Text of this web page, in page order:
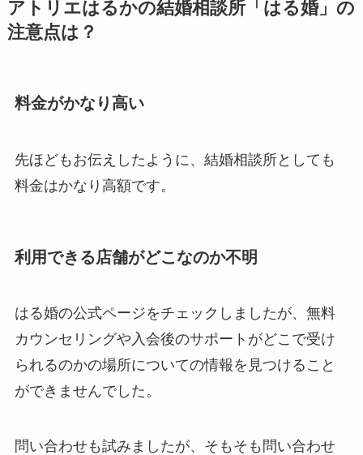
アトリエはるかの結婚相談所「はる婚」の
注意点は？
料金がかなり高い
先ほどもお伝えしたように、結婚相談所としても
料金はかなり高額です。
利用できる店舗がどこなのか不明
はる婚の公式ページをチェックしましたが、無料
カウンセリングや入会後のサポートがどこで受け
られるのかの場所についての情報を見つけること
ができませんでした。
問い合わせも試みましたが、そもそも問い合わせ